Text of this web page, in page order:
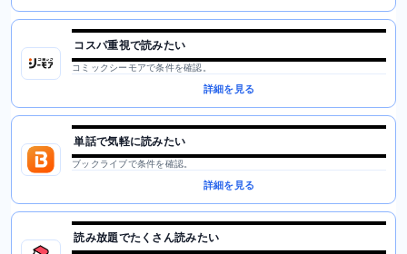
コスパ重視で読みたい
コミックシーモアで条件を確認。
詳細を見る
単話で気軽に読みたい
ブックライブで条件を確認。
詳細を見る
読み放題でたくさん読みたい